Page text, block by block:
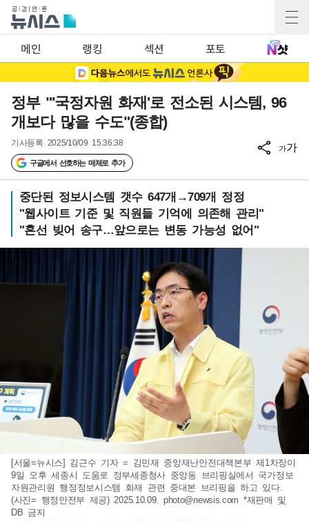
메인 랭킹 섹션 포토
정부 "'국정자원 화재'로 전소된 시스템, 96
개보다 많을 수도"(종합)
기사등록 2025/10/09 15:36:38
구글에서 선호하는 매체로 추가
가가
중단된 정보시스템 갯수 647개→709개 정정
"웹사이트 기준 및 직원들 기억에 의존해 관리"
"혼선 빚어 송구…앞으로는 변동 가능성 없어"
[서울=뉴시스] 김근수 기자 = 김민재 중앙재난안전대책본부 제1차장이
9일 오후 세종시 도움로 정부세종청사 중앙동 브리핑실에서 국가정보
자원관리원 행정정보시스템 화재 관련 중대본 브리핑을 하고 있다.
(사진= 행정안전부 제공) 2025.10.09. photo@newsis.com *재판매 및
DB 금지